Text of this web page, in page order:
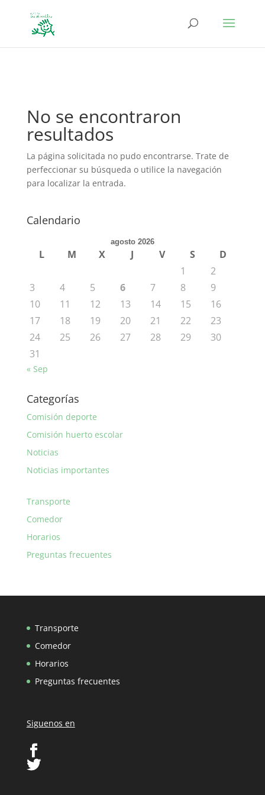
No se encontraron
resultados
La página solicitada no pudo encontrarse. Trate de
perfeccionar su búsqueda o utilice la navegación
para localizar la entrada.
Calendario
agosto 2026
L M X J V S
D
1
2
3
4 5 6 7 8
9
10
11 12 13 14 15
16
17
18 19 20 21 22
23
24
25 26 27 28 29
30
31
« Sep
Categorías
Comisión deporte
Comisión huerto escolar
Noticias
Noticias importantes
Transporte
Comedor
Horarios
Preguntas frecuentes
Transporte
Comedor
Horarios
Preguntas frecuentes
Siguenos en